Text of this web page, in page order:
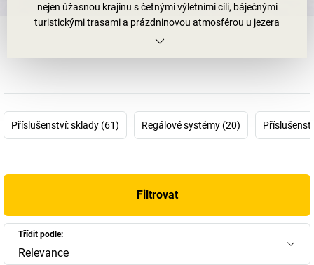
nejen úžasnou krajinu s četnými výletními cíli, báječnými
turistickými trasami a prázdninovou atmosférou u jezera
Sorpesee. Své sídlo tu totiž mají skuteční machři, kteří pracují
made in Germany.
individuálně přizpůsobené příslušnému zákazníkovi a určené pro
paletové a konzolové regály, zásuvné nebo šroubovací systémy
pro policové regály nebo celé regálové systémy a plošiny –
odborník na regály vždy zajišťuje zrychlené pracovní procesy,
Příslušenství: sklady (61) Regálové systémy (20)
Filtrovat
Třídit podle:
Relevance